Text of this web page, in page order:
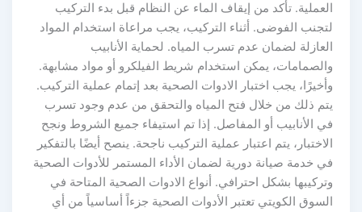
العملية. تأكد من إيقاف الماء عن النظام قبل بدء التركيب
لتجنب الفوضى. أثناء التركيب، يجب مراعاة استخدام المواد
العازلة لضمان عدم تسرب المياه. لحماية الأنابيب
والصمامات، يمكن استخدام شريط الفيلكرو أو مواد مشابهة.
وأخيرًا، يجب اختبار الادوات الصحية بعد إتمام عملية التركيب.
يتم ذلك من خلال فتح المياه والتحقق من عدم وجود تسرب
في الأنابيب أو المفاصل. إذا تم استيفاء جميع الشروط ونجح
الاختبار، يتم اعتبار عملية التركيب ناجحة. ينصح أيضًا بالتفكير
في خدمة صيانة دورية لضمان الأداء المستمر للأدوات الصحية
وتركيبها بشكل احترافي. أنواع الادوات الصحية المتاحة في
السوق الكويتي تعتبر الأدوات الصحية جزءاً أساسياً من أي